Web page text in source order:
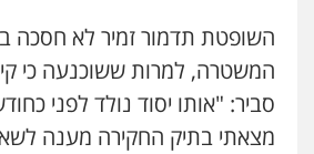
עו"ד שאדי נאטור
פלילי פשיעה חמורה
0509230800
השופטת תדמור זמיר לא חסכה
המשטרה, למרות ששוכנעה כי
סביר: "אותו יסוד נולד לפני
מצאתי בתיק החקירה מענה